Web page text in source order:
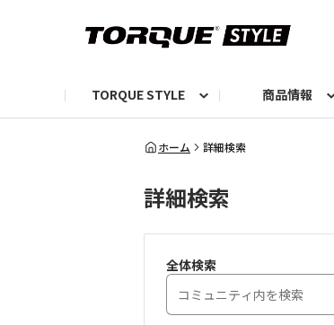
TORQUE STYLE
お知らせ TORQUIZ【投票企
商品情報
TORQUEニュース
TORQUEフォト
自己紹介しよう
編集部の日常フォト
ホーム 詳細検索
詳細検索
全体検索